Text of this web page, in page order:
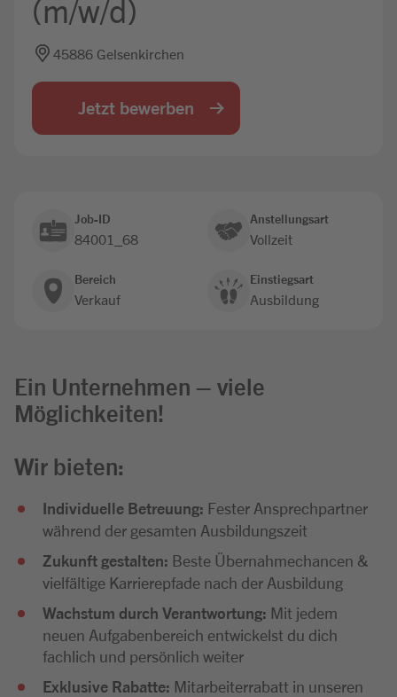
(m/w/d)
45886 Gelsenkirchen
Jetzt bewerben
Job-ID
84001_68
Anstellungsart
Vollzeit
Bereich
Verkauf
Einstiegsart
Ausbildung
Ein Unternehmen – viele
Möglichkeiten!
Wir bieten:
Individuelle Betreuung: Fester Ansprechpartner
während der gesamten Ausbildungszeit
Zukunft gestalten: Beste Übernahmechancen &
vielfältige Karrierepfade nach der Ausbildung
Wachstum durch Verantwortung: Mit jedem
neuen Aufgabenbereich entwickelst du dich
fachlich und persönlich weiter
Exklusive Rabatte: Mitarbeiterrabatt in unseren